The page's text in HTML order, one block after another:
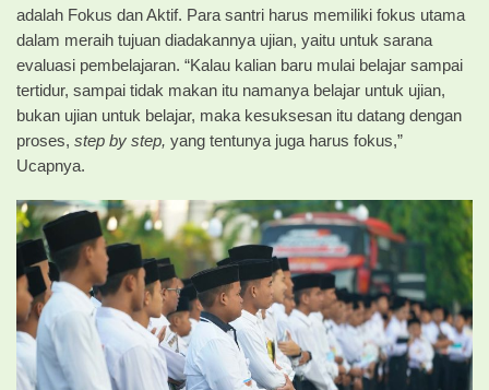
adalah Fokus dan Aktif. Para santri harus memiliki fokus utama
dalam meraih tujuan diadakannya ujian, yaitu untuk sarana
evaluasi pembelajaran. “Kalau kalian baru mulai belajar sampai
tertidur, sampai tidak makan itu namanya belajar untuk ujian,
bukan ujian untuk belajar, maka kesuksesan itu datang dengan
proses, step by step, yang tentunya juga harus fokus,”
Ucapnya.